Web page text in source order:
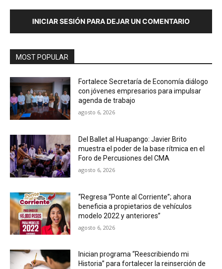
INICIAR SESIÓN PARA DEJAR UN COMENTARIO
MOST POPULAR
Fortalece Secretaría de Economía diálogo
con jóvenes empresarios para impulsar
agenda de trabajo
agosto 6, 2026
Del Ballet al Huapango: Javier Brito
muestra el poder de la base rítmica en el
Foro de Percusiones del CMA
agosto 6, 2026
“Regresa “Ponte al Corriente”; ahora
beneficia a propietarios de vehículos
modelo 2022 y anteriores”
agosto 6, 2026
Inician programa “Reescribiendo mi
Historia” para fortalecer la reinserción de